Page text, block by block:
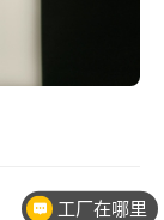
工厂在哪里